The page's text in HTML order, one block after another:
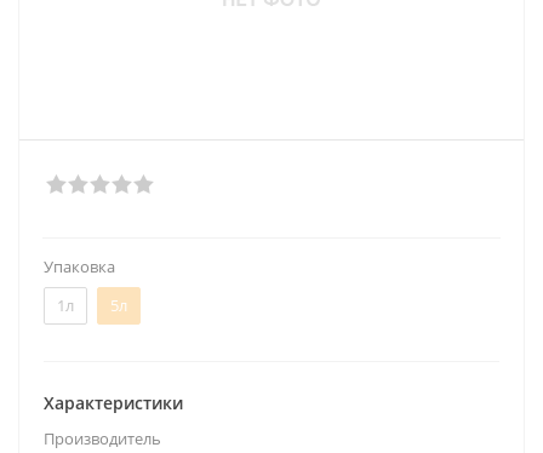
Упаковка
1л
5л
Характеристики
Производитель